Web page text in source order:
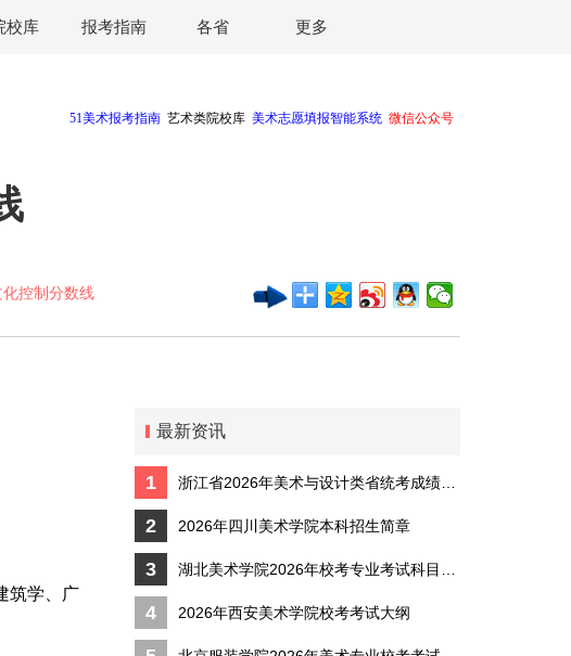
校库 报考指南 各省 更多
控制分数线
筑学、广
最新资讯
1
2 2026年四川美术学院本科招生简章
3
4 2026年西安美术学院校考考试大纲